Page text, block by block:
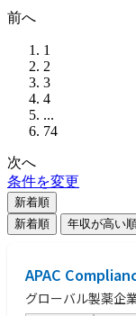
前へ
1
2
3
4
...
74
次へ
条件を変更
新着順
新着順
年収が高い
APAC
グローバル製薬企